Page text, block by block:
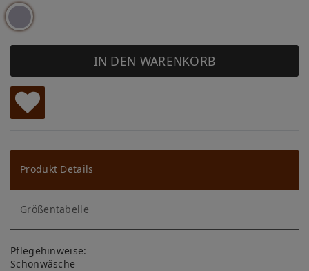
IN DEN WARENKORB
W
u
ns
ch
lis
te
Produkt Details
Größentabelle
Pflegehinweise:
Schonwäsche